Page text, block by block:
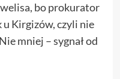
bo prokurator
u Kirgizów, czyli nie
mniej – sygnał od